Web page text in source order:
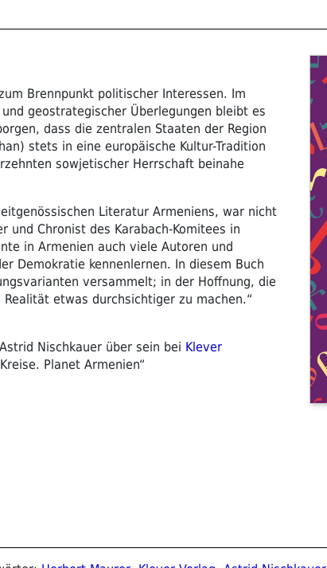
Brennpunkt politischer Interessen. Im
geostrategischer Überlegungen bleibt es
dass die zentralen Staaten der Region
stets in eine europäische Kultur-Tradition
sowjetischer Herrschaft beinahe
Literatur Armeniens, war nicht
und Chronist des Karabach-Komitees in
in Armenien auch viele Autoren und
Demokratie kennenlernen. In diesem Buch
versammelt; in der Hoffnung, die
etwas durchsichtiger zu machen.“
Nischkauer über sein bei Klever
Planet Armenien“